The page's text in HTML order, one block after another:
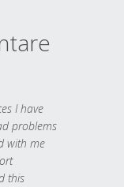
I have
problems
with me
this